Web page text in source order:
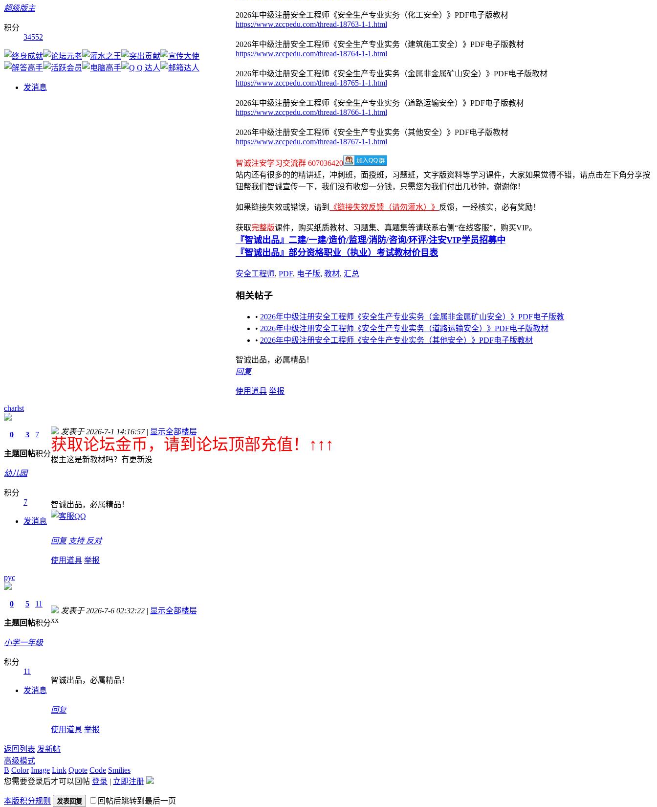
超级版主
积分
34552
发消息
2026年中级注册安全工程师《安全生产专业实务（化工安全）》PDF电子版教材
https://www.zccpedu.com/thread-18763-1-1.html
2026年中级注册安全工程师《安全生产专业实务（建筑施工安全）》PDF电子版教材
https://www.zccpedu.com/thread-18764-1-1.html
2026年中级注册安全工程师《安全生产专业实务（金属非金属矿山安全）》PDF电子版教材
https://www.zccpedu.com/thread-18765-1-1.html
2026年中级注册安全工程师《安全生产专业实务（道路运输安全）》PDF电子版教材
https://www.zccpedu.com/thread-18766-1-1.html
2026年中级注册安全工程师《安全生产专业实务（其他安全）》PDF电子版教材
https://www.zccpedu.com/thread-18767-1-1.html
智诚注安学习交流群 607036420
站内还有很多的的精讲班，冲刺班，面授班，习题班，文字版资料等学习课件，大家如果觉得不错，请点击左下角分享按
钮帮我们智诚宣传一下，我们没有收您一分钱，只需您为我们付出几秒钟，谢谢你！
如果链接失效或错误，请到 《链接失效反馈（请勿灌水）》 反馈，一经核实，必有奖励！
获取完整版课件，购买纸质教材、习题集、真题集等请联系右侧“在线客服”，购买VIP。
『智诚出品』二建/一建/造价/监理/消防/咨询/环评/注安VIP学员招募中
『智诚出品』部分资格职业（执业）考试教材价目表
安全工程师, PDF, 电子版, 教材, 汇总
相关帖子
• 2026年中级注册安全工程师《安全生产专业实务（金属非金属矿山安全）》PDF电子版教
• 2026年中级注册安全工程师《安全生产专业实务（道路运输安全）》PDF电子版教材
• 2026年中级注册安全工程师《安全生产专业实务（其他安全）》PDF电子版教材
智诚出品，必属精品！
回复
使用道具 举报
charlst
0
主题
3
回帖
7
积分
幼儿园
积分
7
发消息
发表于 2026-7-1 14:16:57 | 显示全部楼层
获取论坛金币，请到论坛顶部充值！↑↑↑
楼主这是新教材吗？有更新没
智诚出品，必属精品！
回复 支持 反对
使用道具 举报
pyc
0
主题
5
回帖
11
积分
小学一年级
积分
11
发消息
发表于 2026-7-6 02:32:22 | 显示全部楼层
xx
智诚出品，必属精品！
回复
使用道具 举报
返回列表 发新帖
高级模式
B Color Image Link Quote Code Smilies
您需要登录后才可以回帖 登录 | 立即注册
本版积分规则 发表回复 回帖后跳转到最后一页